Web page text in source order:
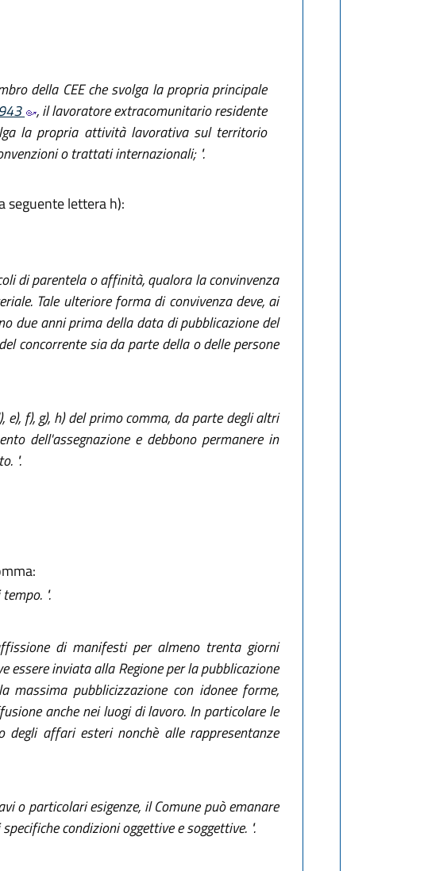
della CEE che svolga la propria principale
, il lavoratore extracomunitario residente
la propria attività lavorativa sul territorio
o trattati internazionali; ".
seguente lettera h):
di parentela o affinità, qualora la convinvenza
Tale ulteriore forma di convivenza deve, ai
due anni prima della data di pubblicazione del
concorrente sia da parte della o delle persone
f), g), h) del primo comma, da parte degli altri
dell'assegnazione e debbono permanere in
".
".
di manifesti per almeno trenta giorni
essere inviata alla Regione per la pubblicazione
massima pubblicizzazione con idonee forme,
anche nei luogi di lavoro. In particolare le
affari esteri nonchè alle rappresentanze
o particolari esigenze, il Comune può emanare
condizioni oggettive e soggettive. ".